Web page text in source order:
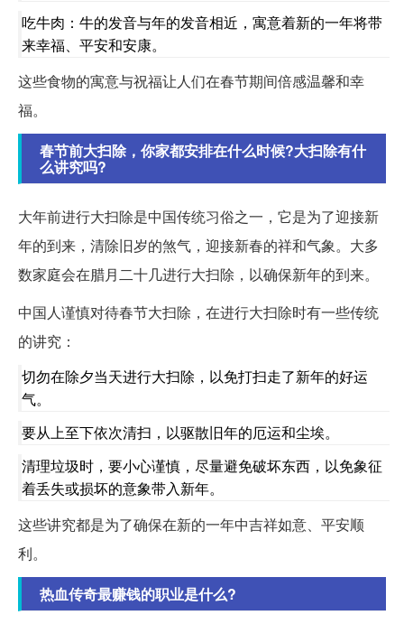
吃牛肉：牛的发音与年的发音相近，寓意着新的一年将带
来幸福、平安和安康。
这些食物的寓意与祝福让人们在春节期间倍感温馨和幸
福。
春节前大扫除，你家都安排在什么时候?大扫除有什
么讲究吗?
大年前进行大扫除是中国传统习俗之一，它是为了迎接新
年的到来，清除旧岁的煞气，迎接新春的祥和气象。大多
数家庭会在腊月二十几进行大扫除，以确保新年的到来。
中国人谨慎对待春节大扫除，在进行大扫除时有一些传统
的讲究：
切勿在除夕当天进行大扫除，以免打扫走了新年的好运
气。
要从上至下依次清扫，以驱散旧年的厄运和尘埃。
清理垃圾时，要小心谨慎，尽量避免破坏东西，以免象征
着丢失或损坏的意象带入新年。
这些讲究都是为了确保在新的一年中吉祥如意、平安顺
利。
热血传奇最赚钱的职业是什么?